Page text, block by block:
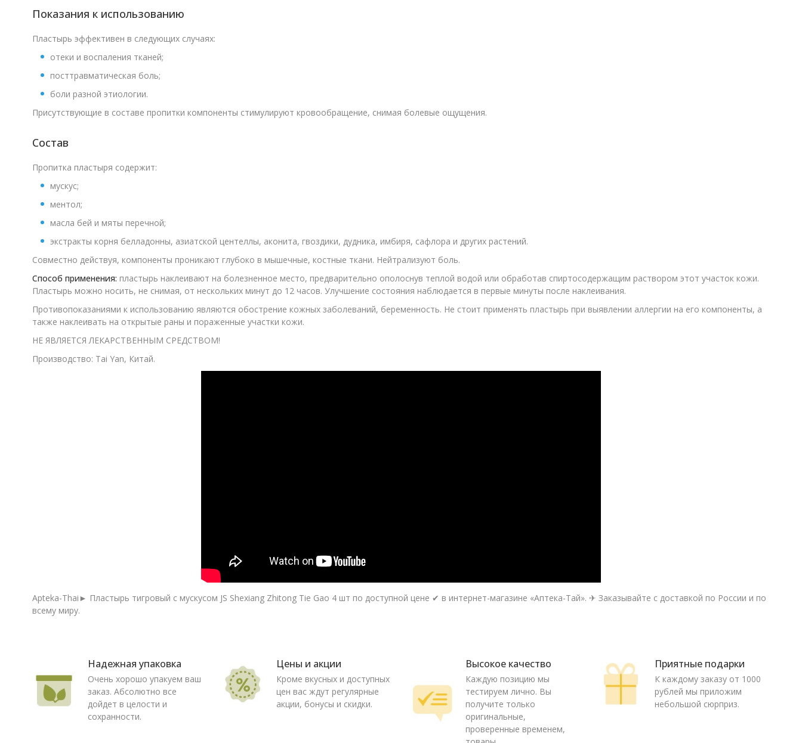
Показания к использованию
Пластырь эффективен в следующих случаях:
отеки и воспаления тканей;
посттравматическая боль;
боли разной этиологии.
Присутствующие в составе пропитки компоненты стимулируют кровообращение, снимая болевые ощущения.
Состав
Пропитка пластыря содержит:
мускус;
ментол;
масла бей и мяты перечной;
экстракты корня белладонны, азиатской центеллы, аконита, гвоздики, дудника, имбиря, сафлора и других растений.
Совместно действуя, компоненты проникают глубоко в мышечные, костные ткани. Нейтрализуют боль.
Способ применения: пластырь наклеивают на болезненное место, предварительно ополоснув теплой водой или обработав спиртосодержащим раствором этот участок кожи.
Пластырь можно носить, не снимая, от нескольких минут до 12 часов. Улучшение состояния наблюдается в первые минуты после наклеивания.
Противопоказаниями к использованию являются обострение кожных заболеваний, беременность. Не стоит применять пластырь при выявлении аллергии на его компоненты, а
также наклеивать на открытые раны и пораженные участки кожи.
НЕ ЯВЛЯЕТСЯ ЛЕКАРСТВЕННЫМ СРЕДСТВОМ!
Производство: Tai Yan, Китай.
Apteka-Thai► Пластырь тигровый с мускусом JS Shexiang Zhitong Tie Gao 4 шт по доступной цене ✔ в интернет-магазине «Аптека-Тай». ✈ Заказывайте с доставкой по России и по
всему миру.
Надежная упаковка
Очень хорошо упакуем ваш
заказ. Абсолютно все
дойдет в целости и
сохранности.
Цены и акции
Кроме вкусных и доступных
цен вас ждут регулярные
акции, бонусы и скидки.
Высокое качество
Каждую позицию мы
тестируем лично. Вы
получите только
оригинальные,
проверенные временем,
Приятные подарки
К каждому заказу от 1000
рублей мы приложим
небольшой сюрприз.